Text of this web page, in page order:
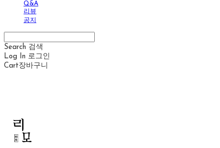
Q&A
리뷰
공지
Search 검색
Log In 로그인
Cart장바구니